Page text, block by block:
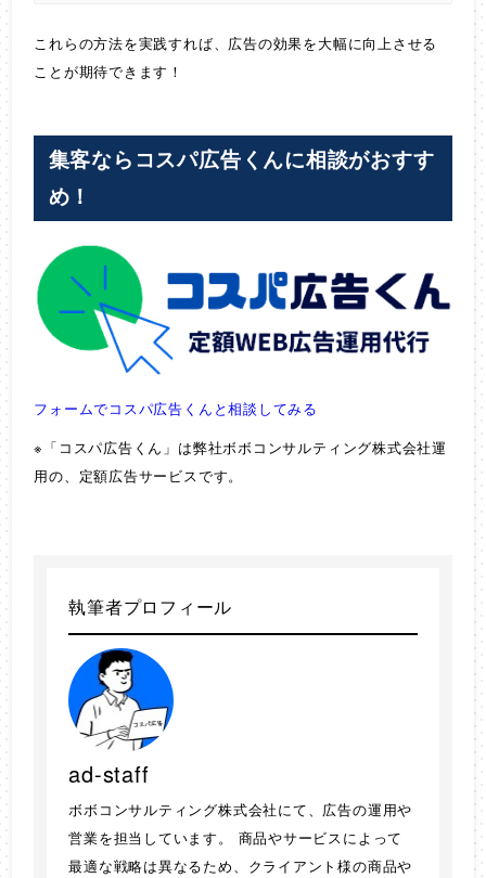
これらの方法を実践すれば、広告の効果を大幅に向上させる
ことが期待できます！
集客ならコスパ広告くんに相談がおすす
め！
フォームでコスパ広告くんと相談してみる
※「コスパ広告くん」は弊社ボボコンサルティング株式会社運
用の、定額広告サービスです。
執筆者プロフィール
ad-staff
ボボコンサルティング株式会社にて、広告の運用や
営業を担当しています。 商品やサービスによって
最適な戦略は異なるため、クライアント様の商品や